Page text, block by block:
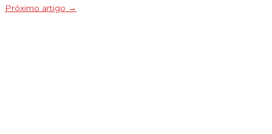
Próximo artigo →